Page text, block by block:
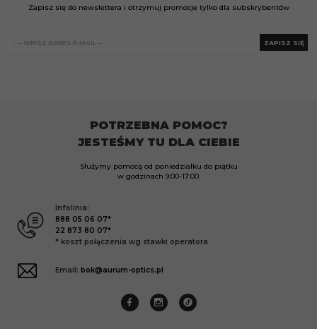
Zapisz się do newslettera i otrzymuj promocje tylko dla subskrybentów
ZAPISZ SIĘ
POTRZEBNA POMOC?
JESTEŚMY TU DLA CIEBIE
Służymy pomocą od poniedziałku do piątku
w godzinach 9:00-17:00.
Infolinia:
888 05 06 07*
22 873 80 07*
* koszt połączenia wg stawki operatora
Email: bok@aurum-optics.pl